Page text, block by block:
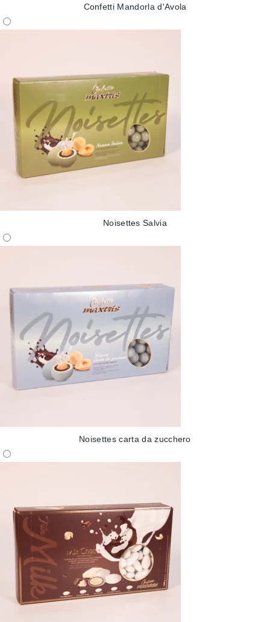
Confetti Mandorla d'Avola
Noisettes Salvia
Noisettes carta da zucchero